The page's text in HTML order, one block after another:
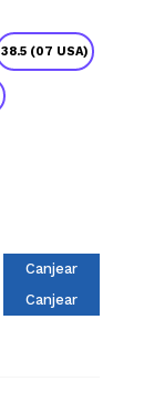
38.5 (07 USA)
Canjear
Canjear